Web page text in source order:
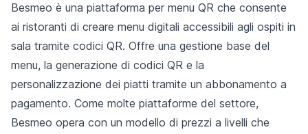
Besmeo è una piattaforma per menu QR che consente
ai ristoranti di creare menu digitali accessibili agli ospiti in
sala tramite codici QR. Offre una gestione base del
menu, la generazione di codici QR e la
personalizzazione dei piatti tramite un abbonamento a
pagamento. Come molte piattaforme del settore,
Besmeo opera con un modello di prezzi a livelli che